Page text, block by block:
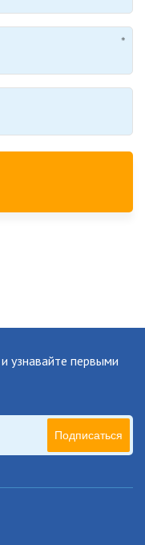
и узнавайте первыми
Подписаться